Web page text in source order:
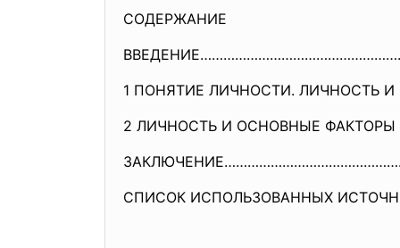
СОДЕРЖАНИЕ
1 ПОНЯТИЕ ЛИЧНОСТИ. ЛИЧНОСТЬ
2 ЛИЧНОСТЬ И ОСНОВНЫЕ ФАКТОРЫ
СПИСОК ИСПОЛЬЗОВАННЫХ